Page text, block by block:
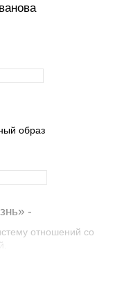
образ
-
отношений со